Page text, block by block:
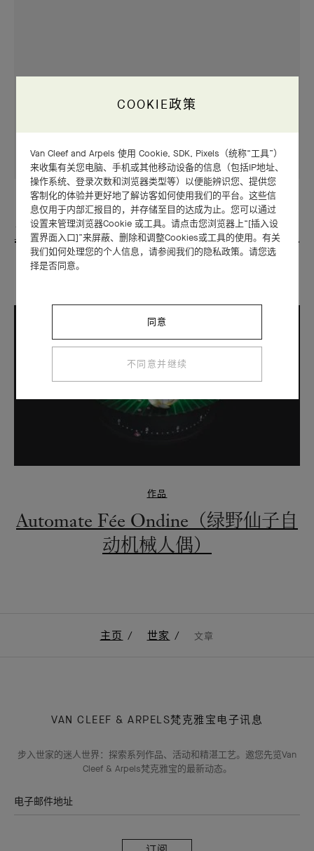
制表
Midnight Planétarium和Lady Arpels
Planétarium腕表
作品
Automate Fée Ondine（绿野仙子自
动机械人偶）
主页 世家 文章
VAN CLEEF & ARPELS梵克雅宝电子讯息
步入世家的迷人世界：探索系列作品、活动和精湛工艺。邀您先览Van
Cleef & Arpels梵克雅宝的最新动态。
电子邮件地址
阅
COOKIE政策
Van Cleef and Arpels 使用 Cookie, SDK, Pixels（统称“工具”）
来收集有关您电脑、手机或其他移动设备的信息（包括IP地址、
操作系统、登录次数和浏览器类型等）以便能辨识您、提供您
客制化的体验并更好地了解访客如何使用我们的平台。这些信
息仅用于内部汇报目的，并存储至目的达成为止。您可以通过
设置来管理浏览器Cookie 或工具。请点击您浏览器上“[插入设
置界面入口]”来屏蔽、删除和调整Cookies或工具的使用。有关
我们如何处理您的个人信息，请参阅我们的隐私政策。请您选
择是否同意。
同意
不同意并继续